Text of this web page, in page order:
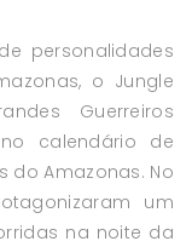
personalidades
o Jungle
Guerreiros
calendário de
do Amazonas. No
um
na noite da